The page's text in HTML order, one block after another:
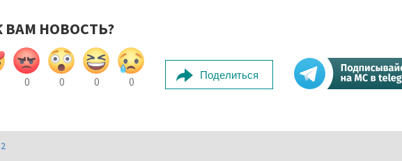
ВАМ НОВОСТЬ?
0 0 0 0
Поделиться